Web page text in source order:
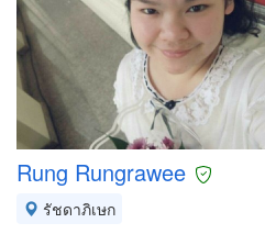
Rung Rungrawee
รัชดาภิเษก